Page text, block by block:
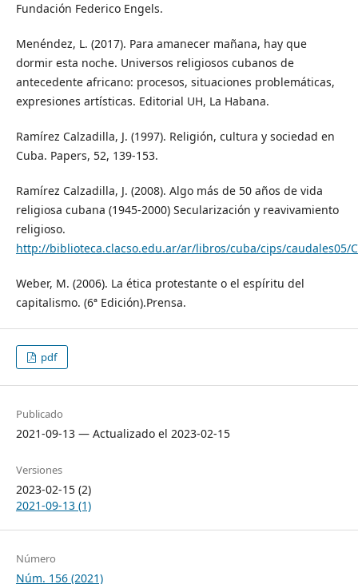
Fundación Federico Engels.
Menéndez, L. (2017). Para amanecer mañana, hay que
dormir esta noche. Universos religiosos cubanos de
antecedente africano: procesos, situaciones problemáticas,
expresiones artísticas. Editorial UH, La Habana.
Ramírez Calzadilla, J. (1997). Religión, cultura y sociedad en
Cuba. Papers, 52, 139-153.
Ramírez Calzadilla, J. (2008). Algo más de 50 años de vida
religiosa cubana (1945-2000) Secularización y reavivamiento
religioso.
http://biblioteca.clacso.edu.ar/ar/libros/cuba/cips/caudales05/
Weber, M. (2006). La ética protestante o el espíritu del
capitalismo. (6ª Edición).Prensa.
pdf
Publicado
2021-09-13 — Actualizado el 2023-02-15
Versiones
2023-02-15 (2)
2021-09-13 (1)
Número
Núm. 156 (2021)